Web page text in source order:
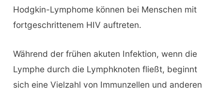
Hodgkin-Lymphome können bei Menschen mit
fortgeschrittenem HIV auftreten.
Während der frühen akuten Infektion, wenn die
Lymphe durch die Lymphknoten fließt, beginnt
sich eine Vielzahl von Immunzellen und anderen